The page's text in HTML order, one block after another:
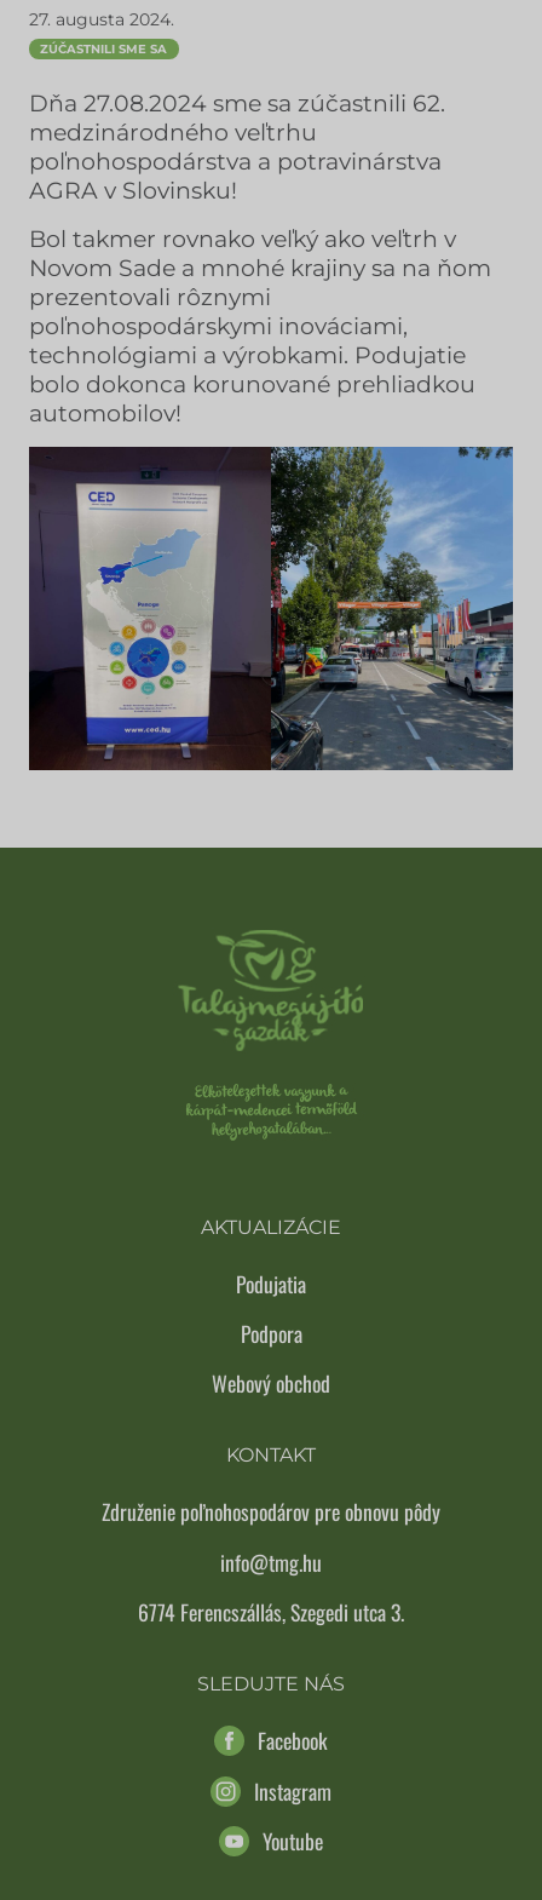
27. augusta 2024.
ZÚČASTNILI SME SA
Dňa 27.08.2024 sme sa zúčastnili 62.
medzinárodného veľtrhu
poľnohospodárstva a potravinárstva
AGRA v Slovinsku!
Bol takmer rovnako veľký ako veľtrh v
Novom Sade a mnohé krajiny sa na ňom
prezentovali rôznymi
poľnohospodárskymi inováciami,
technológiami a výrobkami. Podujatie
bolo dokonca korunované prehliadkou
automobilov!
AKTUALIZÁCIE
Podujatia
Podpora
Webový obchod
KONTAKT
Združenie poľnohospodárov pre obnovu pôdy
info@tmg.hu
6774 Ferencszállás, Szegedi utca 3.
SLEDUJTE NÁS
Facebook
Instagram
Youtube